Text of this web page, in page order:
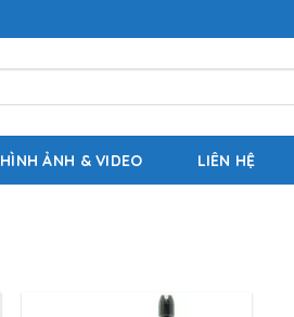
HÌNH ẢNH & VIDEO LIÊN HỆ